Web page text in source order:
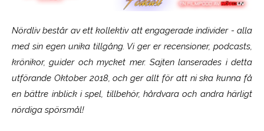
Nördliv består av ett kollektiv att engagerade individer - alla
med sin egen unika tillgång. Vi ger er recensioner, podcasts,
krönikor, guider och mycket mer. Sajten lanserades i detta
utförande Oktober 2018, och ger allt för att ni ska kunna få
en bättre inblick i spel, tillbehör, hårdvara och andra härligt
nördiga spörsmål!